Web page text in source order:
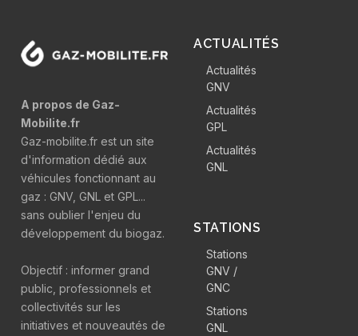
A propos de Gaz-
Mobilite.fr
Gaz-mobilite.fr est un site
d'information dédié aux
véhicules fonctionnant au
gaz : GNV, GNL et GPL...
sans oublier l'enjeu du
développement du biogaz.
Objectif : informer grand
public, professionnels et
collectivités sur les
initiatives et nouveautés de
ACTUALITÉS
Actualités
GNV
Actualités
GPL
Actualités
GNL
STATIONS
Stations
GNV /
GNC
Stations
GNL